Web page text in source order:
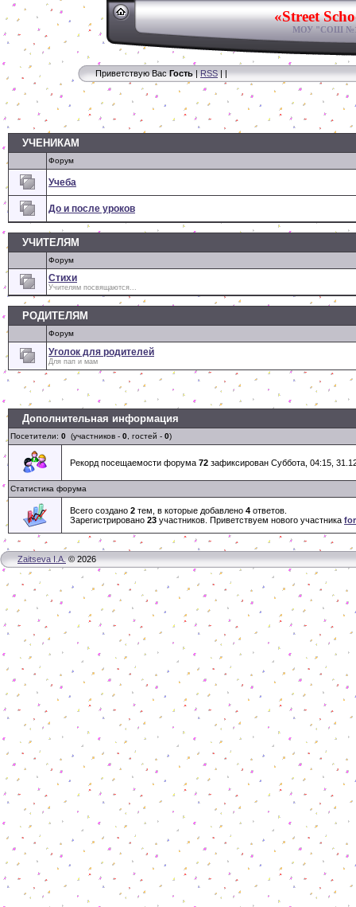
«Street
МОУ "СОШ
Приветствую Вас Гость|RSS||
УЧЕНИКАМ
Форум
Учеба
До и после уроков
УЧИТЕЛЯМ
Форум
Стихи
Учителям посвящаются...
РОДИТЕЛЯМ
Форум
Уголок для родителей
Для пап и мам
Дополнительная информация
Посетители: 0 (участников - 0 , гостей - 0)
Рекорд посещаемости форума 72 зафиксирован Суббота, 04:15,
Статистика форума
Всего создано 2 тем, в которые добавлено 4 ответов.
Зарегистрировано 23 участников. Приветствуем нового участника
Zaitseva I.A.© 2026